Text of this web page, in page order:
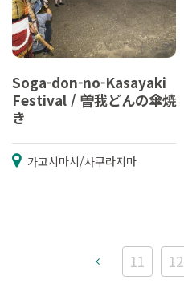
Soga-don-no-Kasayaki
Festival / 曽我どんの傘焼
き
가고시마시/사쿠라지마
11 12